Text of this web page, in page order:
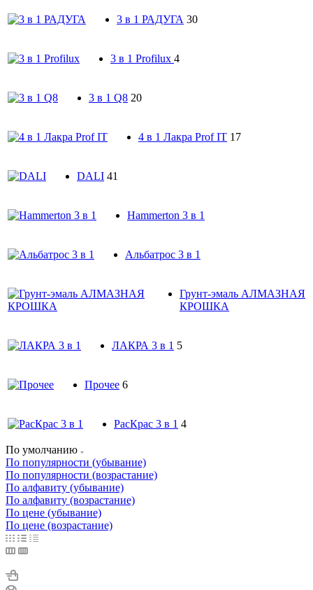
3 в 1 РАДУГА 30
3 в 1 Profilux 4
3 в 1 Q8 20
4 в 1 Лакра Prof IT 17
DALI 41
Hammerton 3 в 1
Альбатрос 3 в 1
Грунт-эмаль АЛМАЗНАЯ
КРОШКА
ЛАКРА 3 в 1 5
Прочее 6
РасКрас 3 в 1 4
По умолчанию
По популярности (убывание)
По популярности (возрастание)
По алфавиту (убывание)
По алфавиту (возрастание)
По цене (убывание)
По цене (возрастание)